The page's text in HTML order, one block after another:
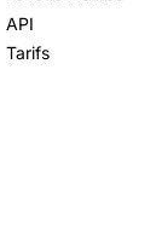
API
Tarifs